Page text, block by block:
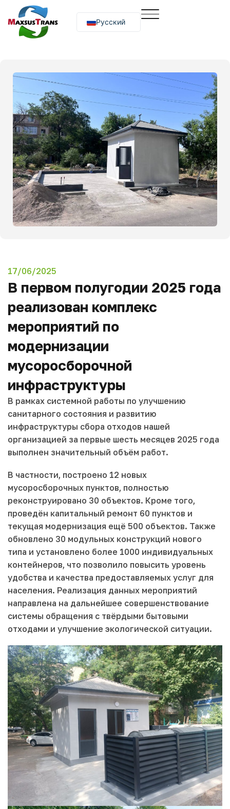
Русский
O‘zbekcha
17/06/2025
В первом полугодии 2025 года
реализован комплекс
мероприятий по
модернизации
мусоросборочной
инфраструктуры
В рамках системной работы по улучшению
санитарного состояния и развитию
инфраструктуры сбора отходов нашей
организацией за первые шесть месяцев 2025 года
выполнен значительный объём работ.
В частности, построено 12 новых
мусоросборочных пунктов, полностью
реконструировано 30 объектов. Кроме того,
проведён капитальный ремонт 60 пунктов и
текущая модернизация ещё 500 объектов. Также
обновлено 30 модульных конструкций нового
типа и установлено более 1000 индивидуальных
контейнеров, что позволило повысить уровень
удобства и качества предоставляемых услуг для
населения. Реализация данных мероприятий
направлена на дальнейшее совершенствование
системы обращения с твёрдыми бытовыми
отходами и улучшение экологической ситуации.